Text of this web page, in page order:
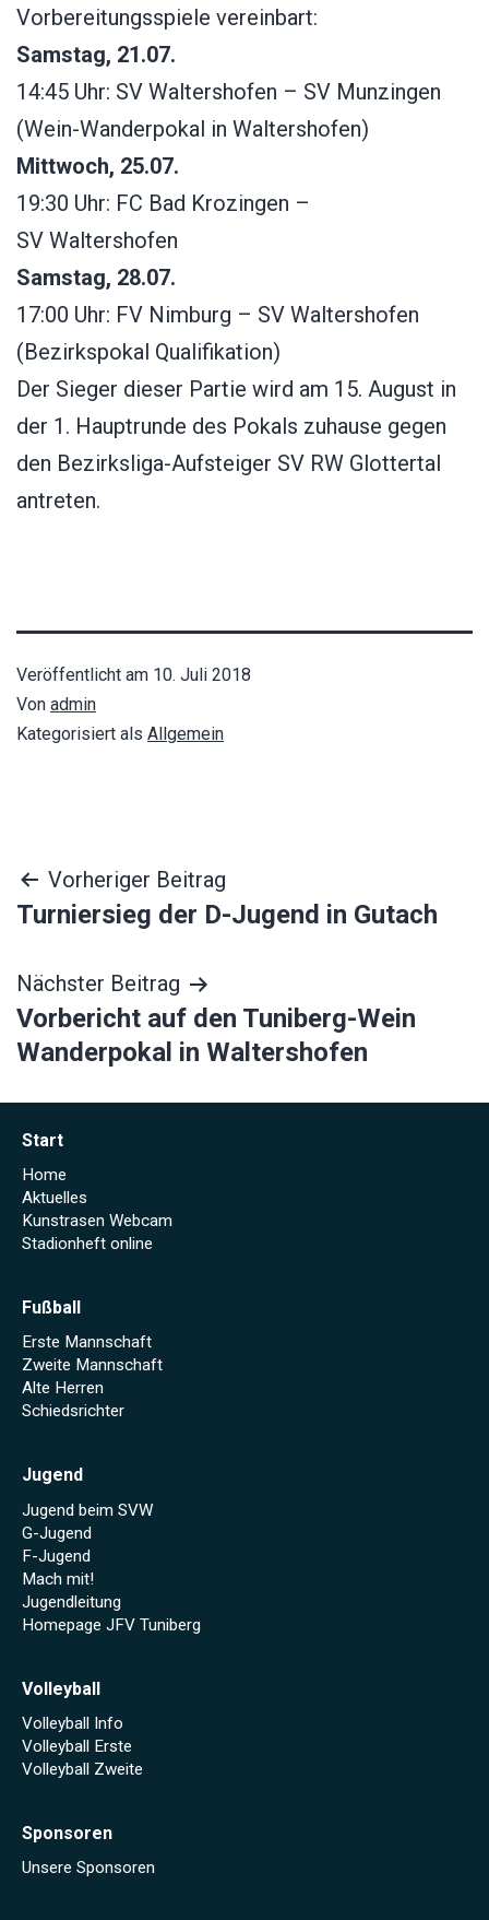
Vorbereitungsspiele vereinbart:
Samstag, 21.07.
14:45 Uhr: SV Waltershofen – SV Munzingen
(Wein-Wanderpokal in Waltershofen)
Mittwoch, 25.07.
19:30 Uhr: FC Bad Krozingen –
SV Waltershofen
Samstag, 28.07.
17:00 Uhr: FV Nimburg – SV Waltershofen
(Bezirkspokal Qualifikation)
Der Sieger dieser Partie wird am 15. August in
der 1. Hauptrunde des Pokals zuhause gegen
den Bezirksliga-Aufsteiger SV RW Glottertal
antreten.
Veröffentlicht am 10. Juli 2018
Von admin
Kategorisiert als Allgemein
Beitragsnavigation
Vorheriger Beitrag
Turniersieg der D-Jugend in Gutach
Nächster Beitrag
Vorbericht auf den Tuniberg-Wein
Wanderpokal in Waltershofen
Start
Home
Aktuelles
Kunstrasen Webcam
Stadionheft online
Fußball
Erste Mannschaft
Zweite Mannschaft
Alte Herren
Schiedsrichter
Jugend
Jugend beim SVW
G-Jugend
F-Jugend
Mach mit!
Jugendleitung
Homepage JFV Tuniberg
Volleyball
Volleyball Info
Volleyball Erste
Volleyball Zweite
Sponsoren
Unsere Sponsoren